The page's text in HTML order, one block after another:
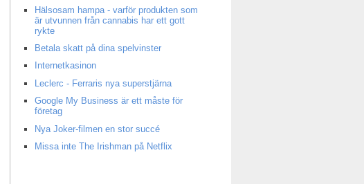
Hälsosam hampa - varför produkten som
är utvunnen från cannabis har ett gott
rykte
Betala skatt på dina spelvinster
Internetkasinon
Leclerc - Ferraris nya superstjärna
Google My Business är ett måste för
företag
Nya Joker-filmen en stor succé
Missa inte The Irishman på Netflix